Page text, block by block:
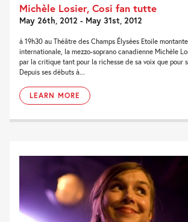
Michèle Losier, Cosi fan tutte
May 26th, 2012 - May 31st, 2012
à 19h30 au Théâtre des Champs Élysées Etoile
internationale, la mezzo-soprano canadienne Michèle
par la critique tant pour la richesse de sa voix que pour
Depuis ses débuts à...
LEARN MORE